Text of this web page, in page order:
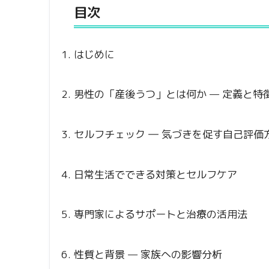
目次
はじめに
男性の「産後うつ」とは何か — 定義と特
セルフチェック ― 気づきを促す自己評価
日常生活でできる対策とセルフケア
専門家によるサポートと治療の活用法
性質と背景 — 家族への影響分析